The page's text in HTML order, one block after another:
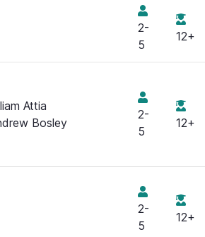
2-
5
12+
Attia
Bosley
2-
5
12+
2-
5
12+